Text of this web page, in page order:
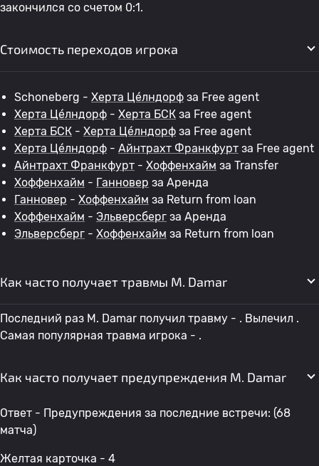
закончился со счетом 0:1.
Стоимость переходов игрока
Schoneberg - Херта Це́лндорф за Free agent
Херта Це́лндорф - Херта БСК за Free agent
Херта БСК - Херта Це́лндорф за Free agent
Херта Це́лндорф - Айнтрахт Франкфурт за Free agent
Айнтрахт Франкфурт - Хоффенхайм за Transfer
Хоффенхайм - Ганновер за Аренда
Ганновер - Хоффенхайм за Return from loan
Хоффенхайм - Эльверсберг за Аренда
Эльверсберг - Хоффенхайм за Return from loan
Как часто получает травмы M. Damar
Последний раз M. Damar получил травму - . Вылечил .
Самая популярная травма игрока - .
Как часто получает предупреждения M. Damar
Ответ - Предупреждения за последние встречи: (68
матча)
Желтая карточка - 4